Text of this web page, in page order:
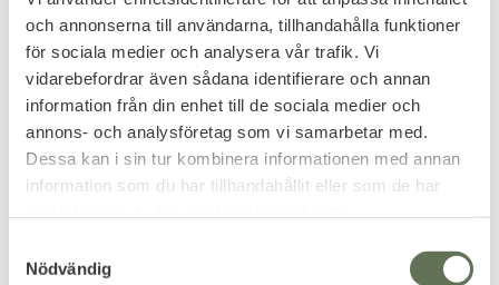
och annonserna till användarna, tillhandahålla funktioner
för sociala medier och analysera vår trafik. Vi
vidarebefordrar även sådana identifierare och annan
information från din enhet till de sociala medier och
annons- och analysföretag som vi samarbetar med.
Dessa kan i sin tur kombinera informationen med annan
information som du har tillhandahållit eller som de har
Nödvändig
Hop Up Ja. justerbar
Batteri-spänning 8,4 V
Relaterade produkter